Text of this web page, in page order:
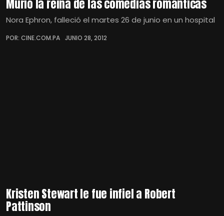
Murió la reina de las comedias románticas
Nora Ephron, falleció el martes 26 de junio en un hospital
POR: CINE.COM.PA JUNIO 28, 2012
Kristen Stewart le fue infiel a Robert
Pattinson